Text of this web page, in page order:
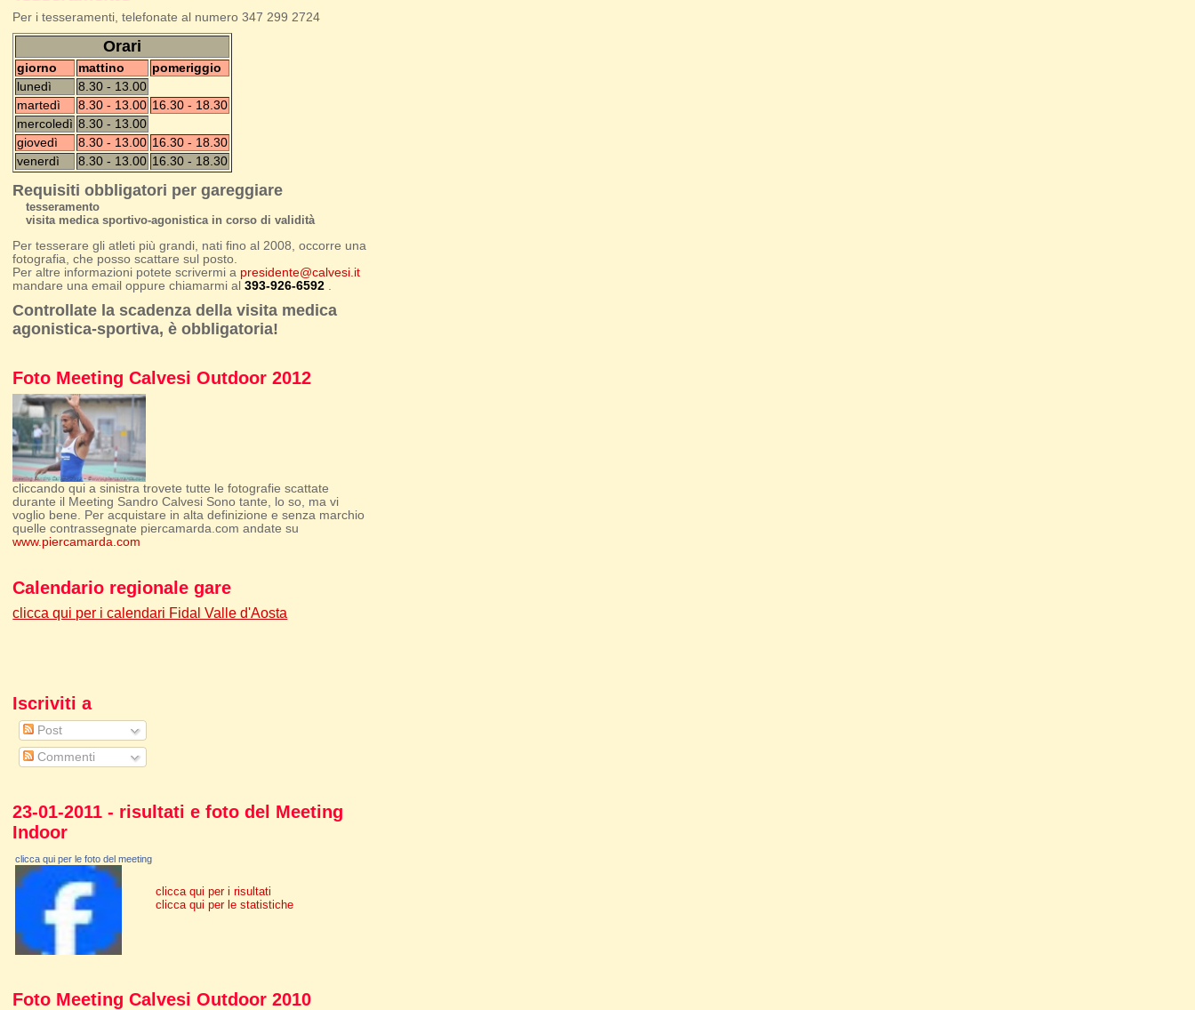
Per i tesseramenti, telefonate al numero 347 299 2724
Orari
giorno mattino
pomeriggio
lunedì
8.30 - 13.00
martedì
8.30 - 13.00 16.30 - 18.30
mercoledì 8.30 - 13.00
giovedì
8.30 - 13.00 16.30 - 18.30
venerdì
8.30 - 13.00 16.30 - 18.30
Requisiti obbligatori per gareggiare
tesseramento
visita medica sportivo-agonistica in corso di validità
Per tesserare gli atleti più grandi, nati fino al 2008, occorre una
fotografia, che posso scattare sul posto.
Per altre informazioni potete scrivermi a presidente@calvesi.it
mandare una email oppure chiamarmi al393-926-6592
Controllate la scadenza della visita medica
agonistica-sportiva, è obbligatoria!
Foto Meeting Calvesi Outdoor 2012
cliccando qui a sinistra trovete tutte le fotografie scattate
durante il Meeting Sandro Calvesi Sono tante, lo so, ma vi
voglio bene. Per acquistare in alta definizione e senza marchio
quelle contrassegnate piercamarda.com andate su
www.piercamarda.com
Calendario regionale gare
clicca qui per i calendari Fidal Valle d'Aosta
Iscriviti a
Post
Commenti
23-01-2011 - risultati e foto del Meeting
Indoor
clicca qui per le foto del meeting
clicca qui per i risultati
clicca qui per le statistiche
Foto Meeting Calvesi Outdoor 2010